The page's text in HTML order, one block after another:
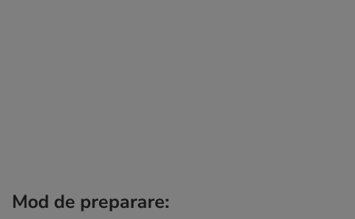
Mod de preparare: